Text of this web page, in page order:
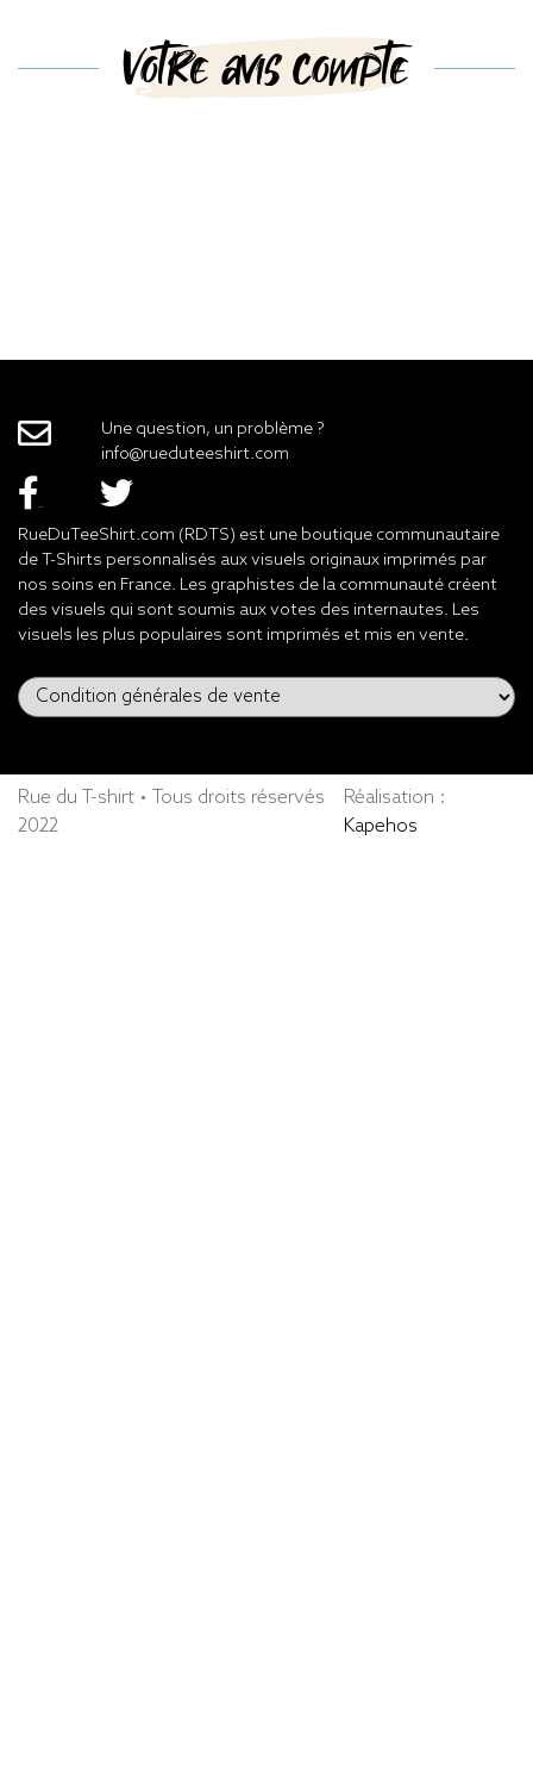
Votre avis compte
Une question, un problème ?
info@rueduteeshirt.com
RueDuTeeShirt.com (RDTS) est une boutique communautaire
de T-Shirts personnalisés aux visuels originaux imprimés par
nos soins en France. Les graphistes de la communauté créent
des visuels qui sont soumis aux votes des internautes. Les
visuels les plus populaires sont imprimés et mis en vente.
Rue du T-shirt • Tous droits réservés
2022
Réalisation :
Kapehos